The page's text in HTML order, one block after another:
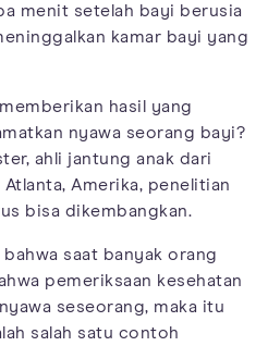
menit setelah bayi berusia
kamar bayi yang
hasil yang
nyawa seorang bayi?
ahli jantung anak dari
Amerika, penelitian
bisa dikembangkan.
saat banyak orang
pemeriksaan kesehatan
seseorang, maka itu
salah satu contoh